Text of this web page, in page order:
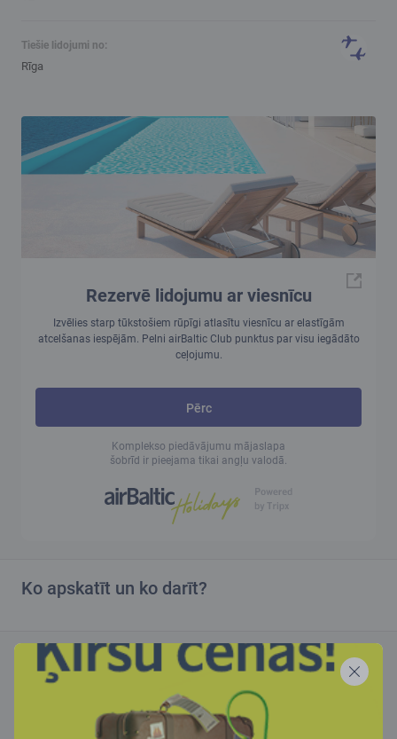
Tiešie lidojumi no:
Rīga
Rezervē lidojumu ar viesnīcu
Izvēlies starp tūkstošiem rūpīgi atlasītu viesnīcu ar elastīgām
atcelšanas iespējām. Pelni airBaltic Club punktus par visu iegādāto
ceļojumu.
Pērc
Komplekso piedāvājumu mājaslapa
šobrīd ir pieejama tikai angļu valodā.
Ko apskatīt un ko darīt?
Rezervē viesnīcu Antālijā